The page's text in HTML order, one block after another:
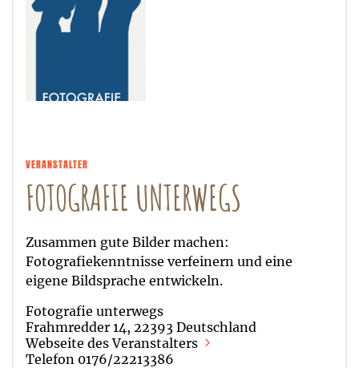
VERANSTALTER
FOTOGRAFIE UNTERWEGS
Zusammen gute Bilder machen:
Fotografiekenntnisse verfeinern und eine
eigene Bildsprache entwickeln.
Fotografie unterwegs
Frahmredder 14, 22393 Deutschland
Webseite des Veranstalters
Telefon 0176/22213386